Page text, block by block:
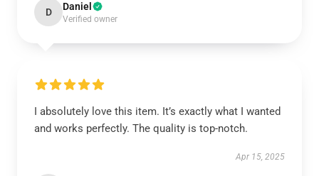
D Daniel
Verified owner
I absolutely love this item. It’s exactly what I wanted
and works perfectly. The quality is top-notch.
Apr 15, 2025